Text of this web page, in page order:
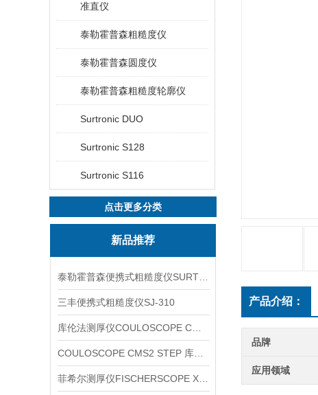
准直仪
泰勒霍普森粗糙度仪
泰勒霍普森圆度仪
泰勒霍普森粗糙度轮廓仪
Surtronic DUO
Surtronic S128
Surtronic S116
点击更多分类
新品推荐
三丰便携式粗糙度仪SJ-310 产品介绍：
品牌
应用领域